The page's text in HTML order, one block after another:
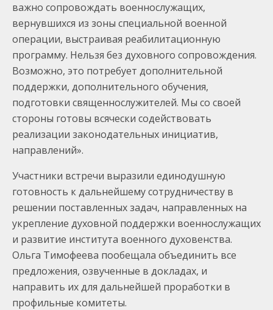
важно сопровождать военнослужащих,
вернувшихся из зоны специальной военной
операции, выстраивая реабилитационную
программу. Нельзя без духовного сопровождения.
Возможно, это потребует дополнительной
поддержки, дополнительного обучения,
подготовки священнослужителей. Мы со своей
стороны готовы всячески содействовать
реализации законодательных инициатив,
направлений».
Участники встречи выразили единодушную
готовность к дальнейшему сотрудничеству в
решении поставленных задач, направленных на
укрепление духовной поддержки военнослужащих
и развитие института военного духовенства.
Ольга Тимофеева пообещала объединить все
предложения, озвученные в докладах, и
направить их для дальнейшей проработки в
профильные комитеты.